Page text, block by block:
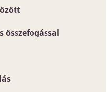
összefogással